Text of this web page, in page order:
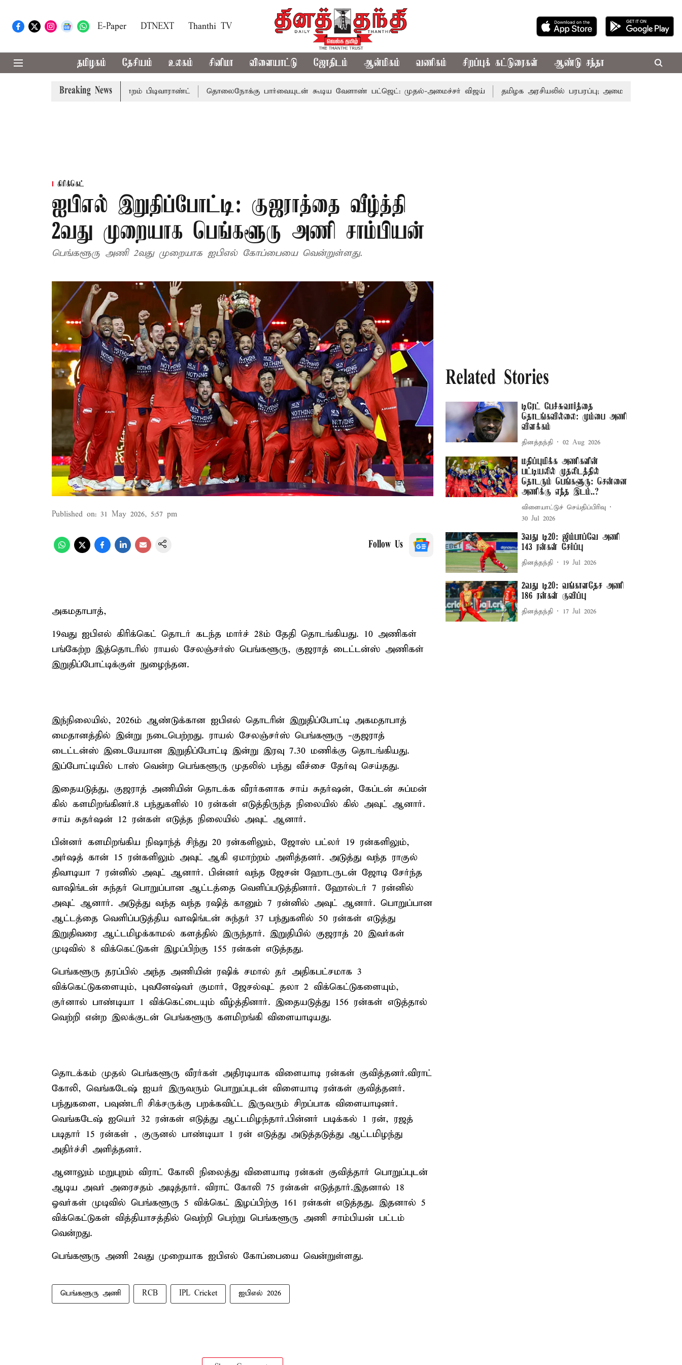
E-Paper DTNEXT Thanthi TV
தமிழகம் தேசியம் உலகம் சினிமா விளையாட்டு ஜோதிடம் ஆன்மிகம் வணிகம் சிறப்புக் கட்டுரைகள் ஆண்டு சந்தா
Breaking News
சென்னை நீதிமன்றம் பிடிவாராண்ட் தொலைநோக்கு பார்வையுடன் கூடிய வேளாண் பட்ஜெட்: முதல்-அமைச்சர் விஜய் தமிழக அரசியலில் பரபரப்பு; அமைச்சர் ஆனந்த் உடன் சி.வி.
கிரிக்கெட்
ஐபிஎல் இறுதிப்போட்டி: குஜராத்தை வீழ்த்தி
2வது முறையாக பெங்களூரு அணி சாம்பியன்
பெங்களூரு அணி 2வது முறையாக ஐபிஎல் கோப்பையை வென்றுள்ளது.
Published on: 31 May 2026, 5:57 pm
Follow Us
அகமதாபாத்,
19வது ஐபிஎல் கிரிக்கெட் தொடர் கடந்த மார்ச் 28ம் தேதி தொடங்கியது. 10 அணிகள்
பங்கேற்ற இத்தொடரில் ராயல் சேலஞ்சர்ஸ் பெங்களூரு, குஜராத் டைட்டன்ஸ் அணிகள்
இறுதிப்போட்டிக்குள் நுழைந்தன.
இந்நிலையில், 2026ம் ஆண்டுக்கான ஐபிஎல் தொடரின் இறுதிப்போட்டி அகமதாபாத்
மைதானத்தில் இன்று நடைபெற்றது. ராயல் சேலஞ்சர்ஸ் பெங்களூரு -குஜராத்
டைட்டன்ஸ் இடையேயான இறுதிப்போட்டி இன்று இரவு 7.30 மணிக்கு தொடங்கியது.
இப்போட்டியில் டாஸ் வென்ற பெங்களூரு முதலில் பந்து வீச்சை தேர்வு செய்தது.
இதையடுத்து, குஜராத் அணியின் தொடக்க வீரர்களாக சாய் சுதர்ஷன், கேப்டன் சுப்மன்
கில் களமிறங்கினர்.8 பந்துகளில் 10 ரன்கள் எடுத்திருந்த நிலையில் கில் அவுட் ஆனார்.
சாய் சுதர்ஷன் 12 ரன்கள் எடுத்த நிலையில் அவுட் ஆனார்.
பின்னர் களமிறங்கிய நிஷாந்த் சிந்து 20 ரன்களிலும், ஜோஸ் பட்லர் 19 ரன்களிலும்,
அர்ஷத் கான் 15 ரன்களிலும் அவுட் ஆகி ஏமாற்றம் அளித்தனர். அடுத்து வந்த ராகுல்
திவாடியா 7 ரன்னில் அவுட் ஆனார். பின்னர் வந்த ஜேசன் ஹோடருடன் ஜோடி சேர்ந்த
வாஷிங்டன் சுந்தர் பொறுப்பான ஆட்டத்தை வெளிப்படுத்தினார். ஹோல்டர் 7 ரன்னில்
அவுட் ஆனார். அடுத்து வந்த வந்த ரஷித் கானும் 7 ரன்னில் அவுட் ஆனார். பொறுப்பான
ஆட்டத்தை வெளிப்படுத்திய வாஷிங்டன் சுந்தர் 37 பந்துகளில் 50 ரன்கள் எடுத்து
இறுதிவரை ஆட்டமிழக்காமல் களத்தில் இருந்தார். இறுதியில் குஜராத் 20 இவர்கள்
முடிவில் 8 விக்கெட்டுகள் இழப்பிற்கு 155 ரன்கள் எடுத்தது.
பெங்களூரு தரப்பில் அந்த அணியின் ரஷிக் சமால் தர் அதிகபட்சமாக 3
விக்கெட்டுகளையும், புவனேஷ்வர் குமார், ஜேசல்வுட் தலா 2 விக்கெட்டுகளையும்,
குர்னால் பாண்டியா 1 விக்கெட்டையும் வீழ்த்தினார். இதையடுத்து 156 ரன்கள் எடுத்தால்
வெற்றி என்ற இலக்குடன் பெங்களூரு களமிறங்கி விளையாடியது.
தொடக்கம் முதல் பெங்களூரு வீரர்கள் அதிரடியாக விளையாடி ரன்கள் குவித்தனர்.விராட்
கோலி, வெங்கடேஷ் ஐயர் இருவரும் பொறுப்புடன் விளையாடி ரன்கள் குவித்தனர்.
பந்துகளை, பவுண்டரி சிக்சருக்கு பறக்கவிட்ட இருவரும் சிறப்பாக விளையாடினர்.
வெங்கடேஷ் ஐயெர் 32 ரன்கள் எடுத்து ஆட்டமிழந்தார்.பின்னர் படிக்கல் 1 ரன், ரஜத்
படிதார் 15 ரன்கள் , குருனல் பாண்டியா 1 ரன் எடுத்து அடுத்தடுத்து ஆட்டமிழந்து
அதிர்ச்சி அளித்தனர்.
ஆனாலும் மறுபுறம் விராட் கோலி நிலைத்து விளையாடி ரன்கள் குவித்தார் பொறுப்புடன்
ஆடிய அவர் அரைசதம் அடித்தார். விராட் கோலி 75 ரன்கள் எடுத்தார்.இதனால் 18
ஓவர்கள் முடிவில் பெங்களூரு 5 விக்கெட் இழப்பிற்கு 161 ரன்கள் எடுத்தது. இதனால் 5
விக்கெட்டுகள் வித்தியாசத்தில் வெற்றி பெற்று பெங்களூரு அணி சாம்பியன் பட்டம்
வென்றது.
பெங்களூரு அணி 2வது முறையாக ஐபிஎல் கோப்பையை வென்றுள்ளது.
பெங்களூரு அணி RCB IPL Cricket ஐபிஎல் 2026
Related Stories
டிரேட் பேச்சுவார்த்தை
தொடங்கவில்லை: மும்பை அணி
விளக்கம்
தினத்தந்தி 02 Aug 2026
மதிப்புமிக்க அணிகளின்
பட்டியலில் முதலிடத்தில்
தொடரும் பெங்களூரு: சென்னை
அணிக்கு எந்த இடம்..?
விளையாட்டுச் செய்திப்பிரிவு
30 Jul 2026
3வது டி20: ஜிம்பாப்வே அணி
143 ரன்கள் சேர்ப்பு
தினத்தந்தி 19 Jul 2026
2வது டி20: வங்காளதேச அணி
186 ரன்கள் குவிப்பு
தினத்தந்தி 17 Jul 2026